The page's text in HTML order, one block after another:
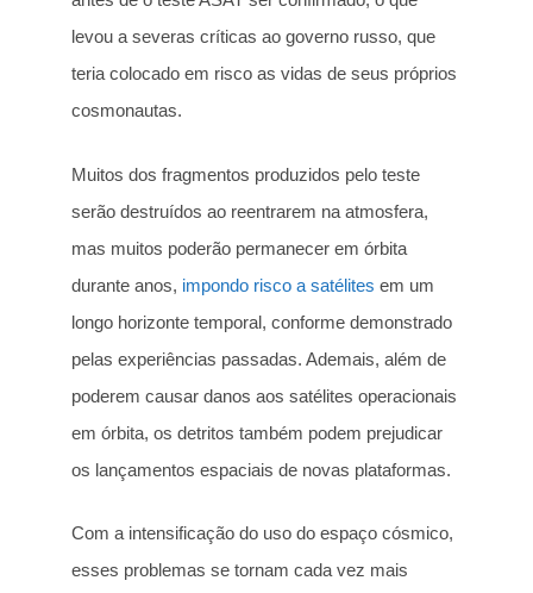
levou a severas críticas ao governo russo, que
teria colocado em risco as vidas de seus próprios
cosmonautas.
Muitos dos fragmentos produzidos pelo teste
serão destruídos ao reentrarem na atmosfera,
mas muitos poderão permanecer em órbita
durante anos, impondo risco a satélites em um
longo horizonte temporal, conforme demonstrado
pelas experiências passadas. Ademais, além de
poderem causar danos aos satélites operacionais
em órbita, os detritos também podem prejudicar
os lançamentos espaciais de novas plataformas.
Com a intensificação do uso do espaço cósmico,
esses problemas se tornam cada vez mais